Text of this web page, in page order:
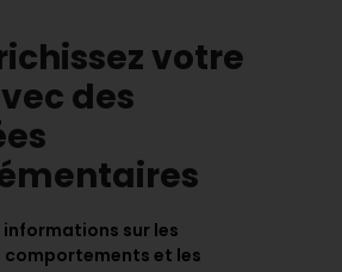
votre
des
sur les
comportements et les